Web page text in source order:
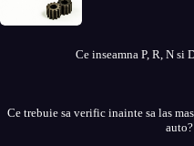
Ce inseamna P, R, N si
Ce trebuie sa verific inainte sa las
auto?